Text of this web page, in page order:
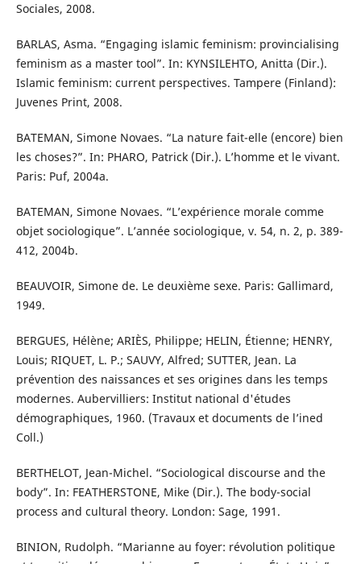
Sociales, 2008.
BARLAS, Asma. “Engaging islamic feminism: provincialising
feminism as a master tool”. In: KYNSILEHTO, Anitta (Dir.).
Islamic feminism: current perspectives. Tampere (Finland):
Juvenes Print, 2008.
BATEMAN, Simone Novaes. “La nature fait-elle (encore) bien
les choses?”. In: PHARO, Patrick (Dir.). L’homme et le vivant.
Paris: Puf, 2004a.
BATEMAN, Simone Novaes. “L’expérience morale comme
objet sociologique”. L’année sociologique, v. 54, n. 2, p. 389-
412, 2004b.
BEAUVOIR, Simone de. Le deuxième sexe. Paris: Gallimard,
1949.
BERGUES, Hélène; ARIÈS, Philippe; HELIN, Étienne; HENRY,
Louis; RIQUET, L. P.; SAUVY, Alfred; SUTTER, Jean. La
prévention des naissances et ses origines dans les temps
modernes. Aubervilliers: Institut national d'études
démographiques, 1960. (Travaux et documents de l’ined
Coll.)
BERTHELOT, Jean-Michel. “Sociological discourse and the
body”. In: FEATHERSTONE, Mike (Dir.). The body-social
process and cultural theory. London: Sage, 1991.
BINION, Rudolph. “Marianne au foyer: révolution politique